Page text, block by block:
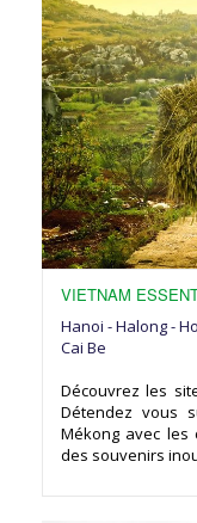
VIETNAM
Hanoi - Halong -
Cai Be
Découvrez les
Détendez vous
Mékong avec les
des souvenirs